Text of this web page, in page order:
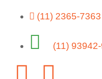
(11) 2365-7363
(11)